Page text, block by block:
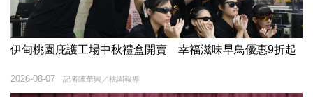
伊甸桃園庇護工場中秋禮盒開賣 幸福滋味早鳥優惠9折起
記者陳華興／桃園報導
2026-08-07